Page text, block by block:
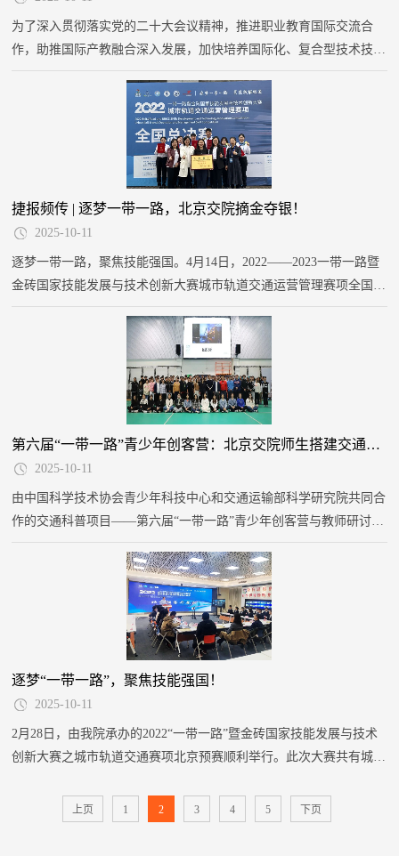
为了深入贯彻落实党的二十大会议精神，推进职业教育国际交流合
作，助推国际产教融合深入发展，加快培养国际化、复合型技术技能
捷报频传 | 逐梦一带一路，北京交院摘金夺银！
2025-10-11
逐梦一带一路，聚焦技能强国。4月14日，2022——2023一带一路暨
金砖国家技能发展与技术创新大赛城市轨道交通运营管理赛项全国总
组织奖的同时，城市轨道交通学院学生白马乐、邓思晨、赵泽明在A
模块行车值班员比赛中获得全国一等奖，郭紫嫣、和春香、郑喆在B
模块站务员比赛中获得全国二等奖。马娜、高嘉蕾，李红莲、张景霞
4位老师被评为优秀指导教师。
第六届“一带一路”青少年创客营：北京交院师生搭建交通学子“友谊之桥”
2025-10-11
由中国科学技术协会青少年科技中心和交通运输部科学研究院共同合
作的交通科普项目——第六届“一带一路”青少年创客营与教师研讨活
及地区青少年和科技教师的科技人文交流活动。
逐梦“一带一路”，聚焦技能强国！
2025-10-11
2月28日，由我院承办的2022“一带一路”暨金砖国家技能发展与技术
创新大赛之城市轨道交通赛项北京预赛顺利举行。此次大赛共有城市
采用线上形式，裁判远程监督执裁，来自北京市7所院校的选手同台
竞技。经过激烈的“云端”角逐，我院参赛队在两个赛项、三个模块中
上页 1 2 3 4 5 下页